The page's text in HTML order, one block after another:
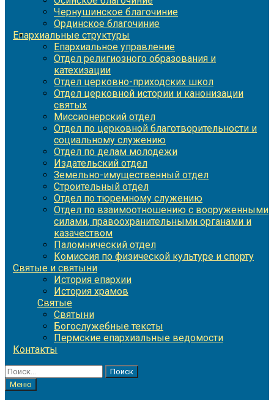
Чернушинское благочиние
Ординское благочиние
Епархиальные структуры
Епархиальное управление
Отдел религиозного образования и
катехизации
Отдел церковно-приходских школ
Отдел церковной истории и канонизации
святых
Миссионерский отдел
Отдел по церковной благотворительности и
социальному служению
Отдел по делам молодежи
Издательский отдел
Земельно-имущественный отдел
Строительный отдел
Отдел по тюремному служению
Отдел по взаимоотношению с вооруженными
силами, правоохранительными органами и
казачеством
Паломнический отдел
Комиссия по физической культуре и спорту
Святые и святыни
История епархии
История храмов
Святые
Святыни
Богослужебные тексты
Пермские епархиальные ведомости
Контакты
Найти:
Меню